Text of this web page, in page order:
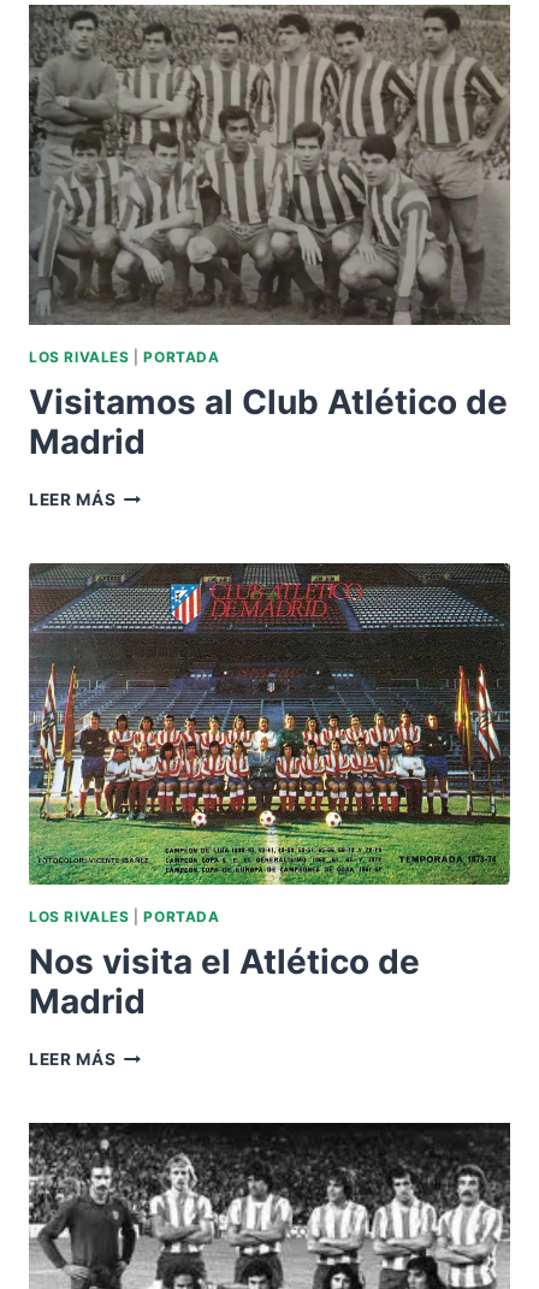
ATLÉTICO
DE
MADRID
LOS RIVALES |PORTADA
Visitamos al Club Atlético de
Madrid
LEER MÁS VISITAMOS
ATLÉTICO
DE
MADRID
LOS RIVALES |PORTADA
Nos visita el Atlético de
Madrid
LEER MÁS NOS
ATLÉTICO
DE
MADRID